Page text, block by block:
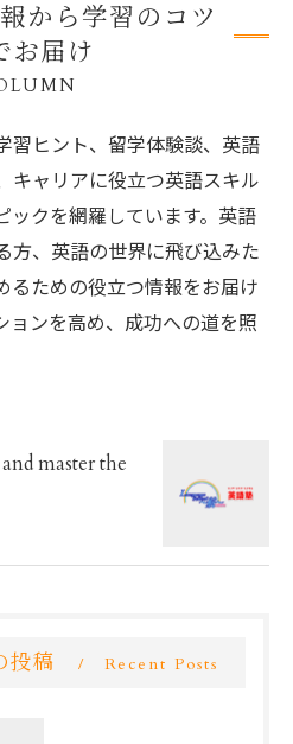
から学習のコツ
お届け
習ヒント、留学体験談、英語
キャリアに役立つ英語スキル
ックを網羅しています。英語
方、英語の世界に飛び込みた
るための役立つ情報をお届け
ョンを高め、成功への道を照
master the
投稿 Recent Posts